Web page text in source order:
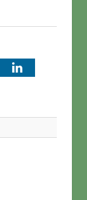
LinkedIn